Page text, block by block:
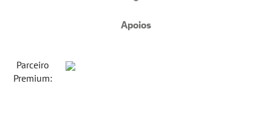
Apoios
Parceiro
Premium: